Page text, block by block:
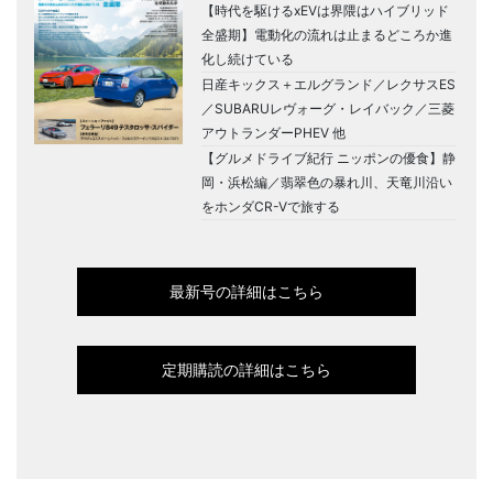
【時代を駆けるxEVは界隈はハイブリッド
全盛期】電動化の流れは止まるどころか進
化し続けている
日産キックス＋エルグランド／レクサスES
／SUBARUレヴォーグ・レイバック／三菱
アウトランダーPHEV 他
【グルメドライブ紀行 ニッポンの優食】静
岡・浜松編／翡翠色の暴れ川、天竜川沿い
をホンダCR-Vで旅する
最新号の詳細はこちら
定期購読の詳細はこちら